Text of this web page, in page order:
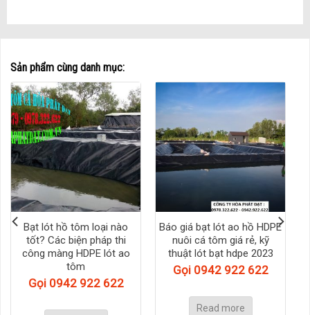
Sản phẩm cùng danh mục:
Bạt lót hồ tôm loại nào
tốt? Các biện pháp thi
công màng HDPE lót ao
tôm
Gọi 0942 922 622
Báo giá bạt lót ao hồ HDPE
nuôi cá tôm giá rẻ, kỹ
thuật lót bạt hdpe 2023
Gọi 0942 922 622
Read more